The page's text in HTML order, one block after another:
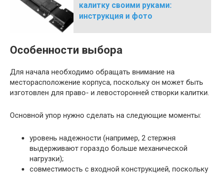
калитку своими руками:
инструкция и фото
Особенности выбора
Для начала необходимо обращать внимание на
месторасположение корпуса, поскольку он может быть
изготовлен для право- и левосторонней створки калитки.
Основной упор нужно сделать на следующие моменты:
уровень надежности (например, 2 стержня
выдерживают гораздо больше механической
нагрузки);
совместимость с входной конструкцией, поскольку